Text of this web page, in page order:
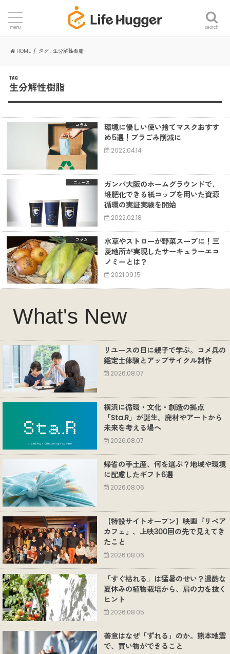
search
menu
HOME タグ : 生分解性樹脂
TAG
生分解性樹脂
コラム
環境に優しい使い捨てマスクおすす
め5選！プラごみ削減に
2022.04.14
ニュース
ガンバ大阪のホームグラウンドで、
堆肥化できる紙コップを用いた資源
循環の実証実験を開始
2022.02.18
コラム
水草やストローが野菜スープに！三
菱地所が実現したサーキュラーエコ
ノミーとは？
2021.09.15
What's New
リユースの日に親子で学ぶ。コメ兵の
鑑定士体験とアップサイクル制作
2026.08.07
横浜に循環・文化・創造の拠点
「Sta.R」が誕生。廃材やアートから
未来を考える場へ
2026.08.07
帰省の手土産、何を選ぶ？地域や環境
に配慮したギフト6選
2026.08.06
【特設サイトオープン】映画『リペア
カフェ』、上映300回の先で見えてき
たこと
2026.08.06
「すぐ枯れる」は猛暑のせい？過酷な
夏休みの植物栽培から、肩の力を抜く
ヒント
2026.08.05
善意はなぜ「ずれる」のか。熊本地震
で、買い物ができること